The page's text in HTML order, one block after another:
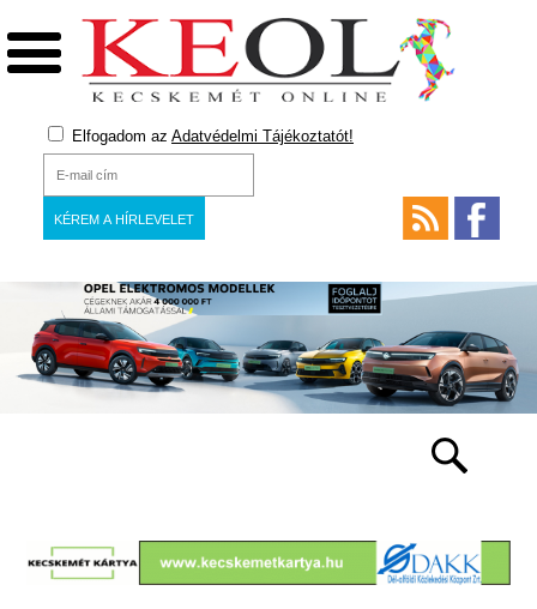
Elfogadom az Adatvédelmi Tájékoztatót!